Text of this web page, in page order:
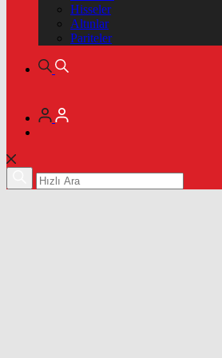
Hisseler
Altınlar
Pariteler